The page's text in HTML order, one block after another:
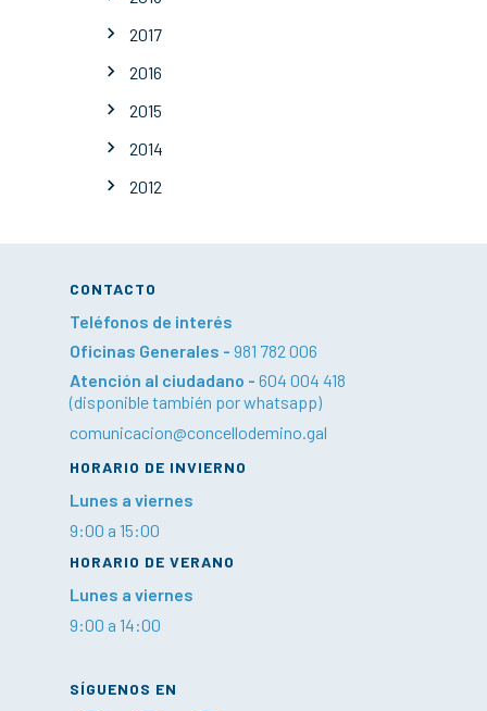
2017
2016
2015
2014
2012
CONTACTO
Teléfonos de interés
Oficinas Generales - 981 782 006
Atención al ciudadano - 604 004 418
(disponible también por whatsapp)
comunicacion@concellodemino.gal
HORARIO DE INVIERNO
Lunes a viernes
9:00 a 15:00
HORARIO DE VERANO
Lunes a viernes
9:00 a 14:00
SÍGUENOS EN